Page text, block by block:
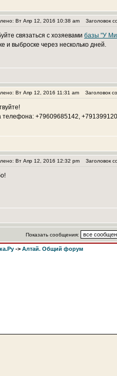
Вт Апр 12, 2016 10:38 am Заголовок
связаться с хозяевами базы "У
и выброске через несколько дней.
Вт Апр 12, 2016 11:31 am Заголовок
телефона: +79609685142,
Вт Апр 12, 2016 12:32 pm Заголовок
Показать сообщения:
-> Алтай. Общий форум